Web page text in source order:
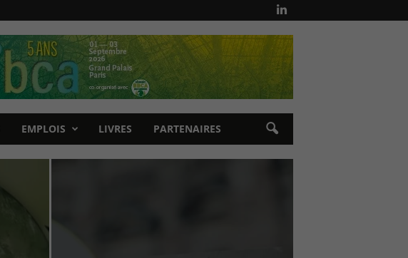
EMPLOIS LIVRES PARTENAIRES